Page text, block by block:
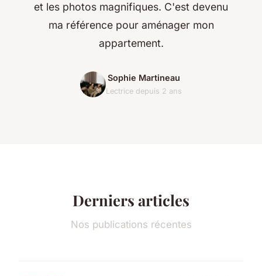
et les photos magnifiques. C'est devenu
ma référence pour aménager mon
appartement.
Sophie Martineau
Lectrice depuis 2 ans
Derniers articles
Nos publications récentes